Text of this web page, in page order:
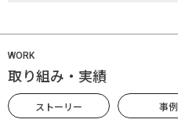
WORK
取り組み・実績
ストーリー 事例